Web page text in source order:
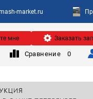
market.ru
мне Заказать
Сравнение 0